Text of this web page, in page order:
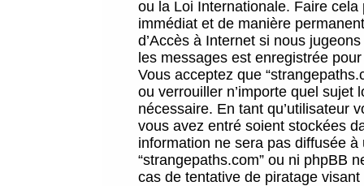
ou la Loi Internationale. Faire
immédiat et de manière
d’Accès à Internet si nous
les messages est enregistrée
Vous acceptez que
ou verrouiller n’importe quel sujet
nécessaire. En tant qu’utilisateur
vous avez entré soient stockées
information ne sera pas diffusée
“strangepaths.com” ou ni phpBB
cas de tentative de piratage